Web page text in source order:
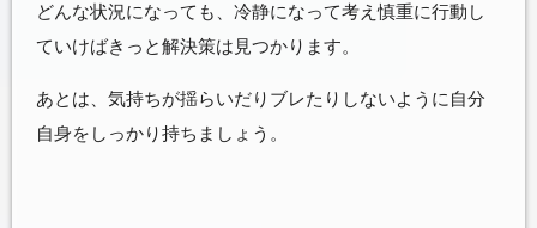
どんな状況になっても、冷静になって考え慎重に行動し
ていけばきっと解決策は見つかります。
あとは、気持ちが揺らいだりブレたりしないように自分
自身をしっかり持ちましょう。